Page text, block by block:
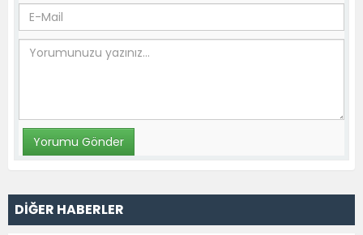
DİĞER HABERLER